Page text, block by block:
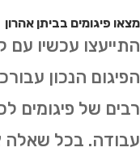
מצאו פיגומים בביתן אהרון
התייעצו עכשיו עם
הפיגום הנכון
רבים של פיגומים
עבודה. בכל שאלה